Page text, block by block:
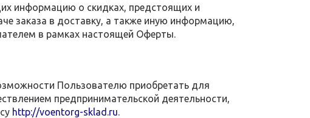
информацию о скидках, предстоящих и
заказа в доставку, а также иную информацию,
в рамках настоящей Оферты.
Пользователю приобретать для
предпринимательской деятельности,
http://voentorg-sklad.ru.